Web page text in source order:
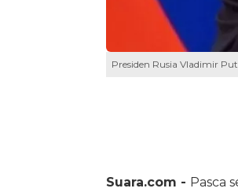
Presiden Rusia Vladimir
Suara.com - Pasca